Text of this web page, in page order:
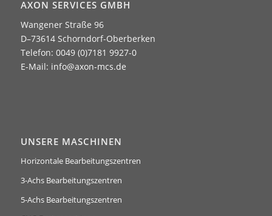
AXON SERVICES GMBH
Wangener Straße 96
D–73614 Schorndorf-Oberberken
Telefon: 0049 (0)7181 9927-0
E-Mail: info@axon-mcs.de
UNSERE MASCHINEN
Horizontale Bearbeitungszentren
3-Achs Bearbeitungszentren
5-Achs Bearbeitungszentren